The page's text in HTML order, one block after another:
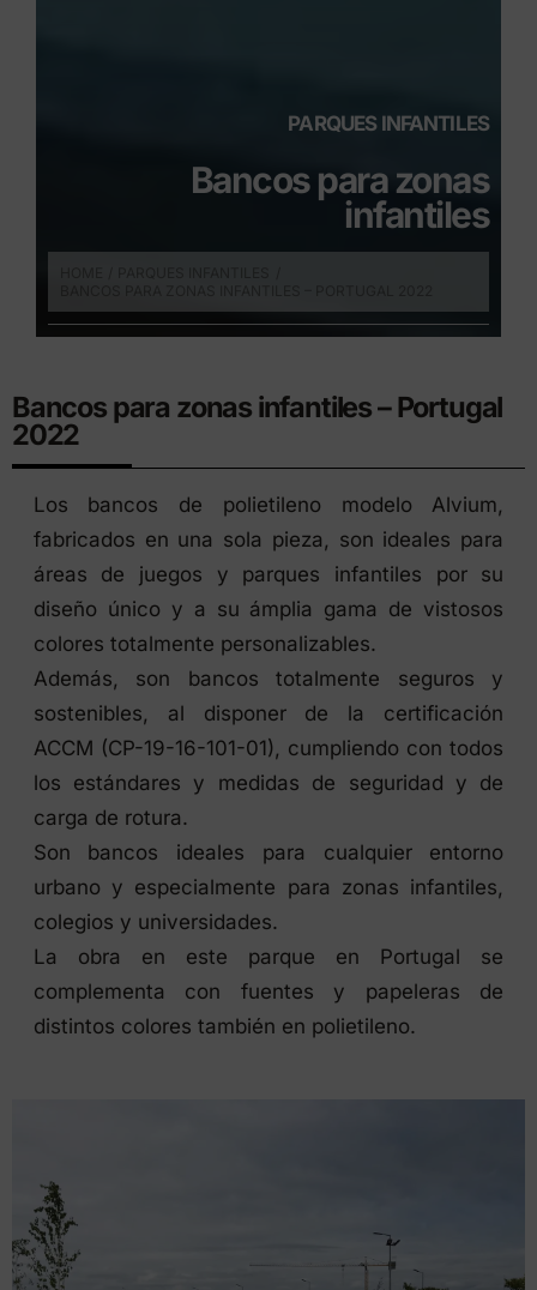
PARQUES INFANTILES
Bancos para zonas
infantiles
Bancos para zonas infantiles – Portugal
2022
Los bancos de polietileno modelo Alvium,
fabricados en una sola pieza, son ideales para
áreas de juegos y parques infantiles por su
diseño único y a su ámplia gama de vistosos
colores totalmente personalizables.
Además, son bancos totalmente seguros y
sostenibles, al disponer de la certificación
ACCM (CP-19-16-101-01), cumpliendo con todos
los estándares y medidas de seguridad y de
carga de rotura.
Son bancos ideales para cualquier entorno
urbano y especialmente para zonas infantiles,
colegios y universidades.
La obra en este parque en Portugal se
complementa con fuentes y papeleras de
distintos colores también en polietileno.